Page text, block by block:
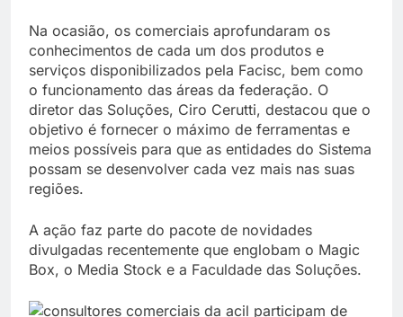
Na ocasião, os comerciais aprofundaram os
conhecimentos de cada um dos produtos e
serviços disponibilizados pela Facisc, bem como
o funcionamento das áreas da federação. O
diretor das Soluções, Ciro Cerutti, destacou que o
objetivo é fornecer o máximo de ferramentas e
meios possíveis para que as entidades do Sistema
possam se desenvolver cada vez mais nas suas
regiões.
A ação faz parte do pacote de novidades
divulgadas recentemente que englobam o Magic
Box, o Media Stock e a Faculdade das Soluções.